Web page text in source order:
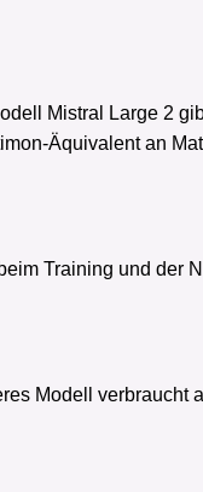
Mistral Large 2
Äquivalent an
Training und der
Modell verbraucht